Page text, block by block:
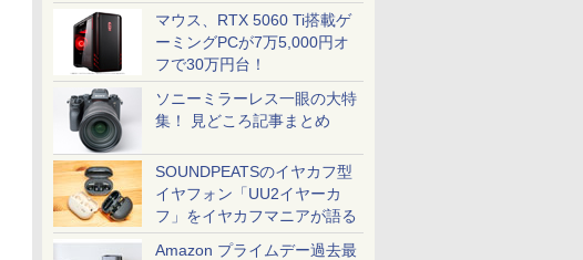
マウス、RTX 5060 Ti搭載ゲ
ーミングPCが7万5,000円オ
フで30万円台！
ソニーミラーレス一眼の大特
集！ 見どころ記事まとめ
SOUNDPEATSのイヤカフ型
イヤフォン「UU2イヤーカ
フ」をイヤカフマニアが語る
Amazon プライムデー過去最